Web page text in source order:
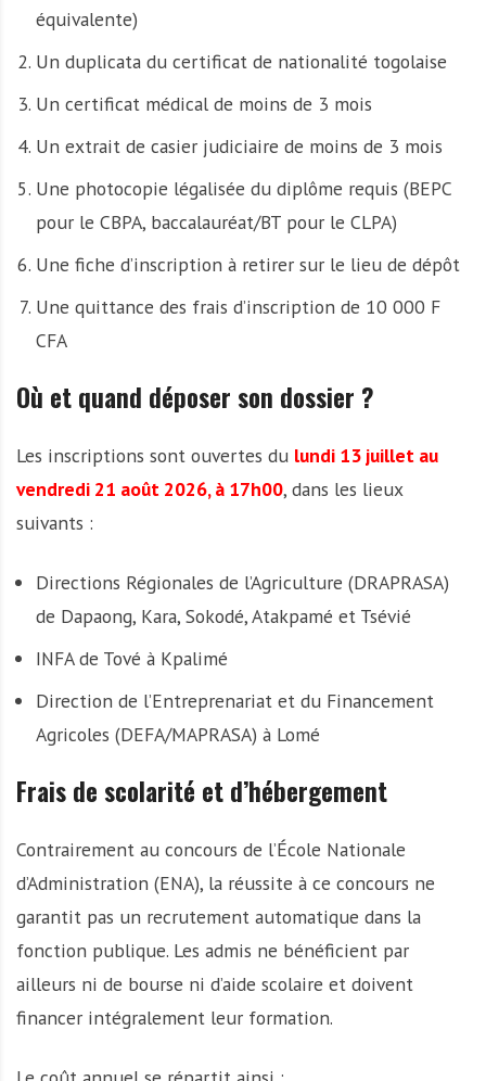
équivalente)
Un duplicata du certificat de nationalité togolaise
Un certificat médical de moins de 3 mois
Un extrait de casier judiciaire de moins de 3 mois
Une photocopie légalisée du diplôme requis (BEPC
pour le CBPA, baccalauréat/BT pour le CLPA)
Une fiche d’inscription à retirer sur le lieu de dépôt
Une quittance des frais d’inscription de 10 000 F
CFA
Où et quand déposer son dossier ?
Les inscriptions sont ouvertes du lundi 13 juillet au
vendredi 21 août 2026, à 17h00, dans les lieux
suivants :
Directions Régionales de l’Agriculture (DRAPRASA)
de Dapaong, Kara, Sokodé, Atakpamé et Tsévié
INFA de Tové à Kpalimé
Direction de l’Entreprenariat et du Financement
Agricoles (DEFA/MAPRASA) à Lomé
Frais de scolarité et d’hébergement
Contrairement au concours de l’École Nationale
d’Administration (ENA), la réussite à ce concours ne
garantit pas un recrutement automatique dans la
fonction publique. Les admis ne bénéficient par
ailleurs ni de bourse ni d’aide scolaire et doivent
financer intégralement leur formation.